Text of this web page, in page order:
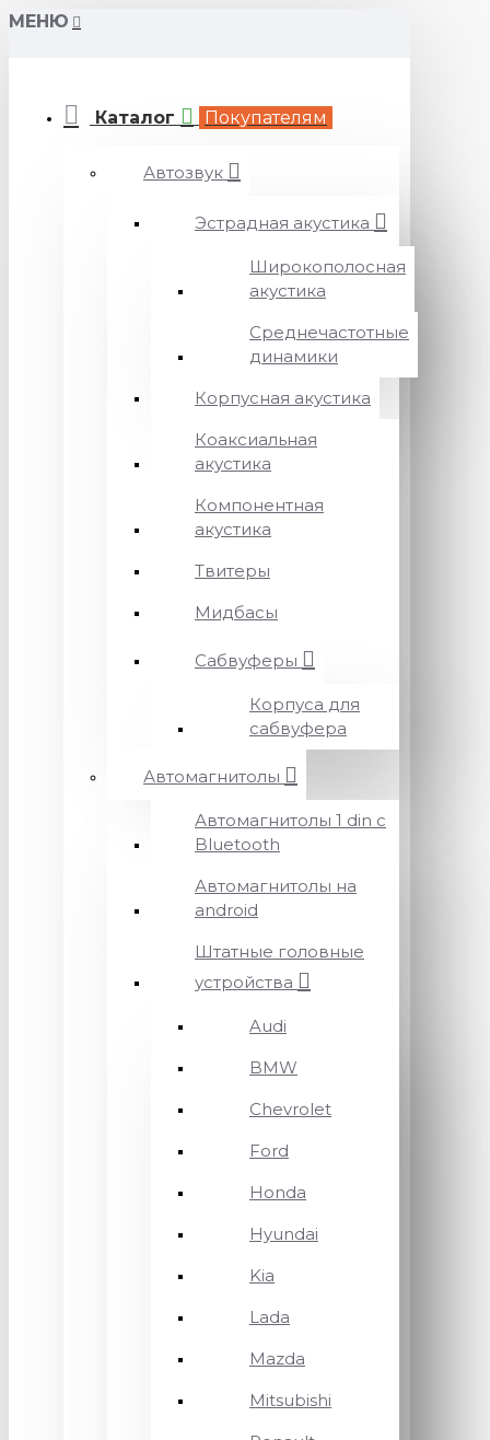
МЕНЮ
Каталог Покупателям
Автозвук
Эстрадная акустика
Широкополосная
акустика
Среднечастотные
динамики
Корпусная акустика
Коаксиальная
акустика
Компонентная
акустика
Твитеры
Мидбасы
Сабвуферы
Корпуса для
сабвуфера
Автомагнитолы
Автомагнитолы 1 din с
Bluetooth
Автомагнитолы на
android
Штатные головные
устройства
Audi
BMW
Chevrolet
Ford
Honda
Hyundai
Kia
Lada
Mazda
Mitsubishi